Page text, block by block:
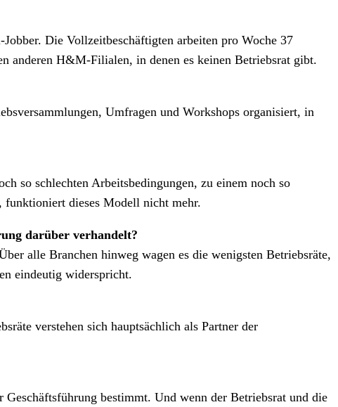
Die Vollzeitbeschäftigten arbeiten pro Woche 37
anderen H&M-Filialen, in denen es keinen Betriebsrat gibt.
Umfragen und Workshops organisiert, in
so schlechten Arbeitsbedingungen, zu einem noch so
funktioniert dieses Modell nicht mehr.
darüber verhandelt?
alle Branchen hinweg wagen es die wenigsten Betriebsräte,
eindeutig widerspricht.
verstehen sich hauptsächlich als Partner der
bestimmt. Und wenn der Betriebsrat und die